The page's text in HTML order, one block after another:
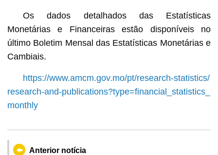
Os dados detalhados das Estatísticas
Monetárias e Financeiras estão disponíveis no
último Boletim Mensal das Estatísticas Monetárias e
Cambiais.
https://www.amcm.gov.mo/pt/research-statistics/
research-and-publications?type=financial_statistics_
monthly
Anterior notícia